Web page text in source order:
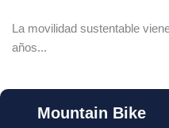
La movilidad sustentable
años...
Mountain Bike